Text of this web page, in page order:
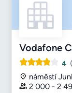
Vodafone
4
náměstí
2 000 - 2